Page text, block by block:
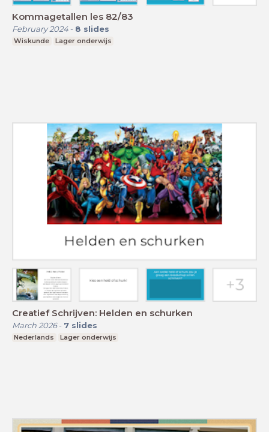
Kommagetallen les 82/83
February 2024- 8 slides
Wiskunde Lager onderwijs
Creatief Schrijven: Helden en schurken
March 2026- 7 slides
Nederlands Lager onderwijs